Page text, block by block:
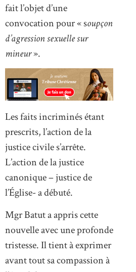
fait l’objet d’une
convocation pour « soupçon
d’agression sexuelle sur
mineur».
Les faits incriminés étant
prescrits, l’action de la
justice civile s’arrête.
L’action de la justice
canonique – justice de
l’Église- a débuté.
Mgr Batut a appris cette
nouvelle avec une profonde
tristesse. Il tient à exprimer
avant tout sa compassion à